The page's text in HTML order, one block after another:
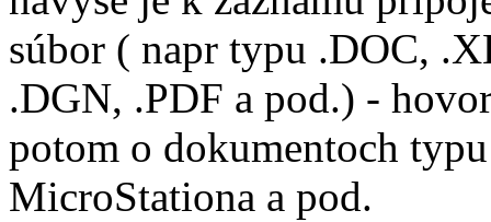
súbor ( napr typu .DOC,
.DGN, .PDF a pod.) -
potom o dokumentoch
MicroStationa a pod.